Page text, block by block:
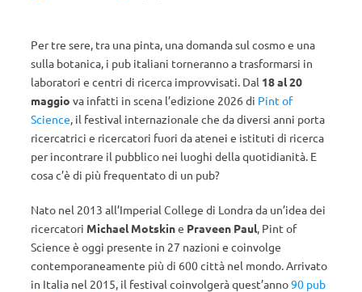
Per tre sere, tra una pinta, una domanda sul cosmo e una
sulla botanica, i pub italiani torneranno a trasformarsi in
laboratori e centri di ricerca improvvisati. Dal 18 al 20
maggio va infatti in scena l’edizione 2026 di Pint of
Science, il festival internazionale che da diversi anni porta
ricercatrici e ricercatori fuori da atenei e istituti di ricerca
per incontrare il pubblico nei luoghi della quotidianità. E
cosa c’è di più frequentato di un pub?
Nato nel 2013 all’Imperial College di Londra da un’idea dei
ricercatori Michael Motskine Praveen Paul, Pint of
Science è oggi presente in 27 nazioni e coinvolge
contemporaneamente più di 600 città nel mondo. Arrivato
in Italia nel 2015, il festival coinvolgerà quest’anno90 pub